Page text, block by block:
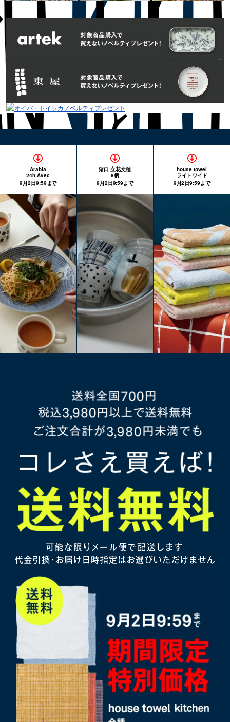
Arabia
24h Avec
9月2日9:59まで
猪口 立花文穂
8柄
9月2日9:59まで
house towel
ライトワイド
9月2日9:59まで